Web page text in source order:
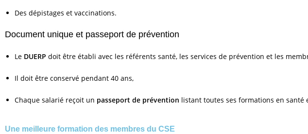
Des dépistages et vaccinations.
Document unique et passeport de prévention
Le DUERP doit être établi avec les référents santé, les services de prévention et les
Il doit être conservé pendant 40 ans,
Chaque salarié reçoit un passeport de prévention listant toutes ses formations en santé
Une meilleure formation des membres du CSE